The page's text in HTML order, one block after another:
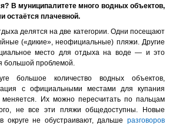
В муниципалитете много водных объектов,
остаётся плачевной.
делятся на две категории. Одни посещают
(«дикие», неофициальные) пляжи. Другие
место для отдыха на воде — и это
большой проблемой.
большое количество водных объектов,
с официальными местами для купания
Их можно пересчитать по пальцам
не все эти пляжи общедоступны. Новые
не обустраивают, дальше разговоров